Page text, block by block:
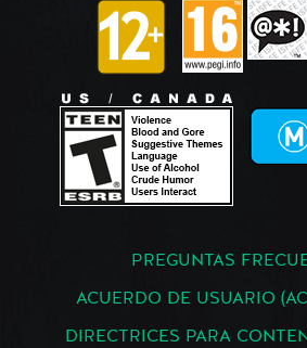
PREGUNTAS
ACUERDO DE USUARIO
DIRECTRICES PARA